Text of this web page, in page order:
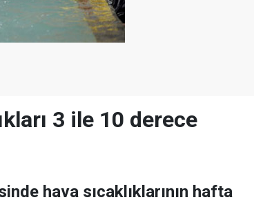
3 ile 10 derece
hava sıcaklıklarının hafta